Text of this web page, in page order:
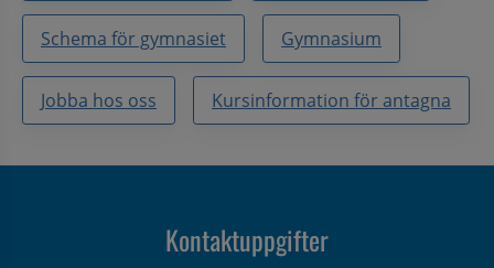
Schema för gymnasiet Gymnasium
Jobba hos oss Kursinformation för antagna
Kontaktuppgifter